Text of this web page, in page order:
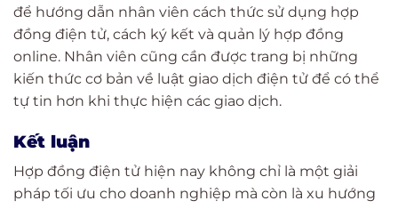
để hướng dẫn nhân viên cách thức sử dụng hợp
đồng điện tử, cách ký kết và quản lý hợp đồng
online. Nhân viên cũng cần được trang bị những
kiến thức cơ bản về luật giao dịch điện tử để có thể
tự tin hơn khi thực hiện các giao dịch.
Kết luận
Hợp đồng điện tử hiện nay không chỉ là một giải
pháp tối ưu cho doanh nghiệp mà còn là xu hướng